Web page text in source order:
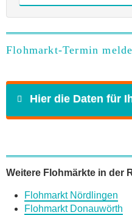
Flohmarkt-Termin
Hier die Daten für
E-Mail*
Weitere Flohmärkte in der
Flohmarkt Nördlingen
Flohmarkt Donauwörth